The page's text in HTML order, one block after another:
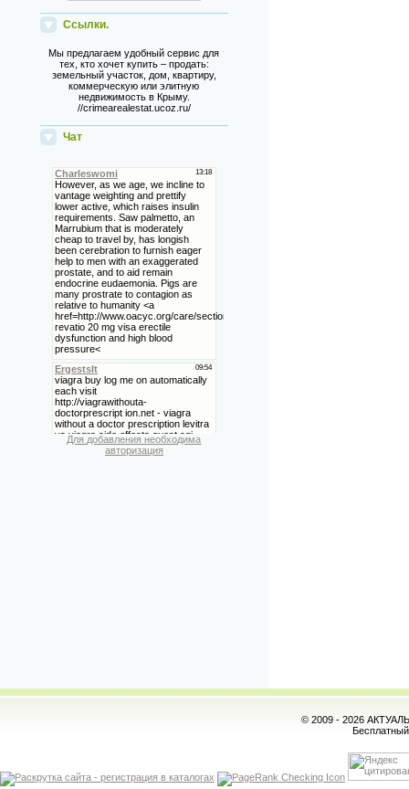
Ссылки.
Мы предлагаем удобный сервис для
тех, кто хочет купить – продать:
земельный участок, дом, квартиру,
коммерческую или элитную
недвижимость в Крыму.
//crimearealestat.ucoz.ru/
Чат
Для добавления необходима
авторизация
© 2009 - 2026